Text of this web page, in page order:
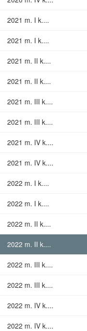
2021 m. I k....
2021 m. I k....
2021 m. II k....
2021 m. II k....
2021 m. III k....
2021 m. III k....
2021 m. IV k....
2021 m. IV k....
2022 m. I k....
2022 m. I k....
2022 m. II k....
2022 m. II k....
2022 m. III k....
2022 m. III k....
2022 m. IV k....
2022 m. IV k....